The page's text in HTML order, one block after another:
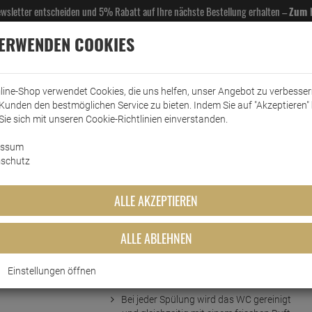
entscheiden und 5% Rabatt auf Ihre nächste Bestellung erhalten –Zum
& GASTROBEDARF DROGERIE KÜCHE & HAUSHALT KFZ
Lavender & Rosemary
Bei jeder Spülung wird das WC gereinigt
COOKIES
Shop verwendet Cookies, die uns helfen, unser Angebot zu
den bestmöglichen Service zu bieten. Indem Sie auf "Akzeptieren"
sich mit unseren Cookie-Richtlinien einverstanden.
ALLE AKZEPTIEREN
ALLE ABLEHNEN
Einstellungen öffnen